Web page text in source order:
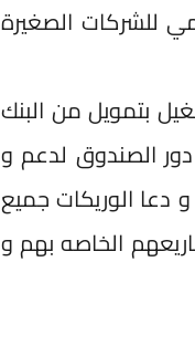
للشركات الصغيرة
بتمويل من البنك
الصندوق لدعم و
دعا الوريكات جميع
الخاصه بهم و